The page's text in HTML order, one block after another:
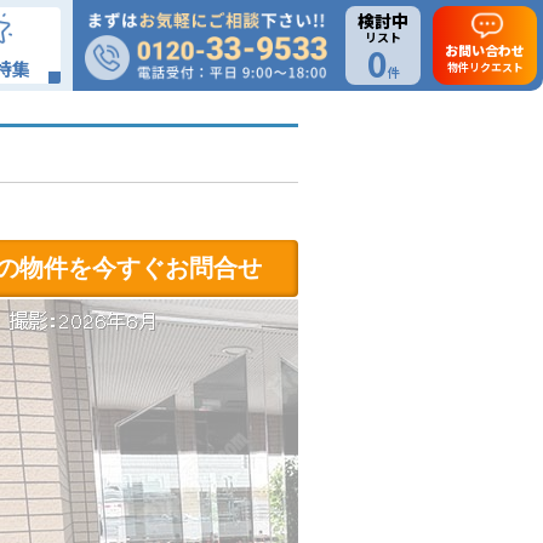
集
検討中
リスト
0件
お問い合わせ
物件リクエスト
物件を今すぐお問合せ